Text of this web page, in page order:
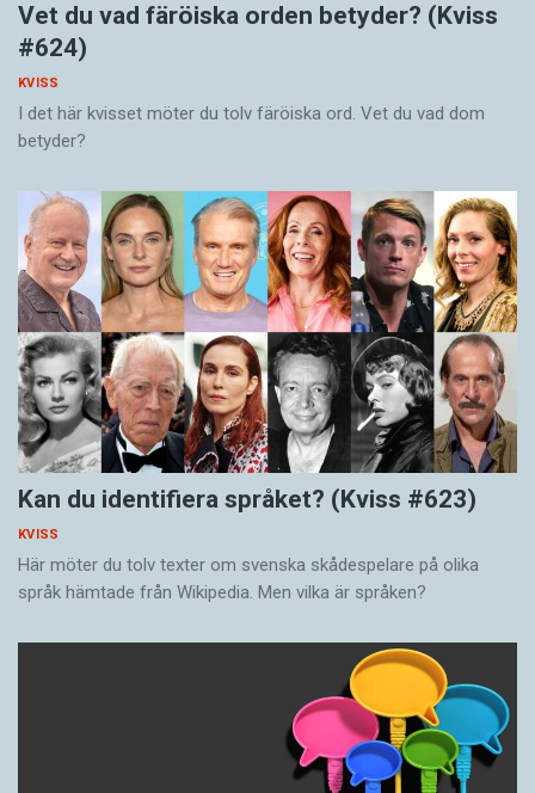
Vet du vad färöiska orden betyder? (Kviss
#624)
KVISS
I det här kvisset möter du tolv färöiska ord. Vet du vad dom
betyder?
Kan du identifiera språket? (Kviss #623)
KVISS
Här möter du tolv texter om svenska skådespelare på olika
språk hämtade från Wikipedia. Men vilka är språken?